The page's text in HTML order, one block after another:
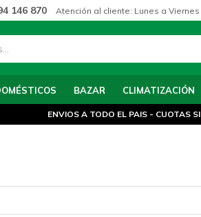
BAZAR CLIMATIZACIÓN
146 870 Atención al cliente: Lunes a
ENVIOS A TODO EL PAIS - CUOTAS